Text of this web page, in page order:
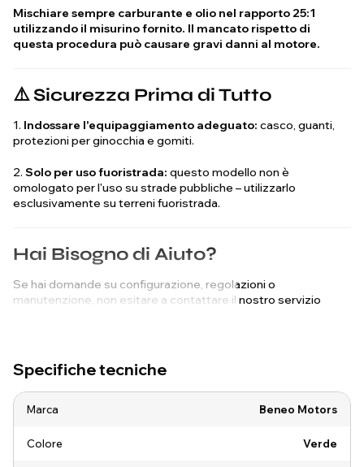
Mischiare sempre carburante e olio nel rapporto 25:1
utilizzando il misurino fornito. Il mancato rispetto di
questa procedura può causare gravi danni al motore.
⚠️ Sicurezza Prima di Tutto
1. Indossare l'equipaggiamento adeguato: casco, guanti,
protezioni per ginocchia e gomiti.
2. Solo per uso fuoristrada: questo modello non è
omologato per l'uso su strade pubbliche – utilizzarlo
esclusivamente su terreni fuoristrada.
Hai Bisogno di Aiuto?
Se hai domande su configurazione, regolazioni o
manutenzione, non esitare a contattare il nostro servizio
Specifiche tecniche
Marca Beneo Motors
Colore Verde